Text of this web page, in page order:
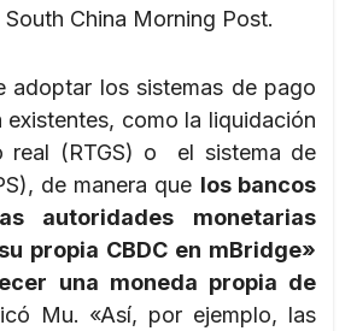
China Morning Post.
adoptar los sistemas de pago
como la liquidación
real (RTGS) o el sistema de
de manera que los bancos
autoridades monetarias
propia CBDC en mBridge»
una moneda propia de
Mu. «Así, por ejemplo, las